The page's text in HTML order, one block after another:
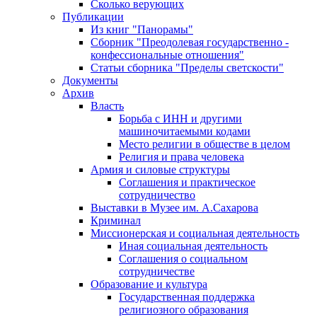
Сколько верующих
Публикации
Из книг "Панорамы"
Сборник "Преодолевая государственно -
конфессиональные отношения"
Статьи сборника "Пределы светскости"
Документы
Архив
Власть
Борьба с ИНН и другими
машиночитаемыми кодами
Место религии в обществе в целом
Религия и права человека
Армия и силовые структуры
Соглашения и практическое
сотрудничество
Выставки в Музее им. А.Сахарова
Криминал
Миссионерская и социальная деятельность
Иная социальная деятельность
Соглашения о социальном
сотрудничестве
Образование и культура
Государственная поддержка
религиозного образования